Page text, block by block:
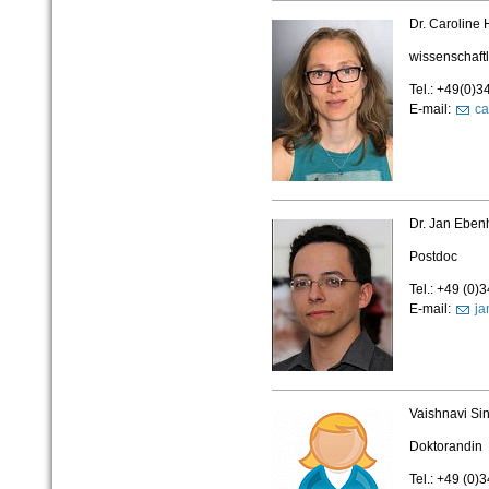
Dr. Caroline
Tel.:
E-mail:
Dr. Jan
Postdoc
Tel.: +49
E-mail:
Vaishnavi
Doktorandin
Tel.: +49